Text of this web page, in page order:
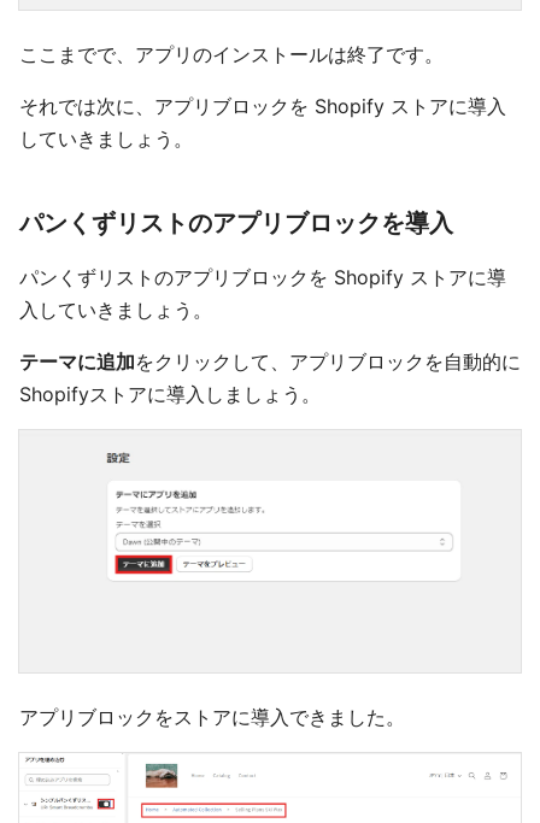
ここまでで、アプリのインストールは終了です。
それでは次に、アプリブロックを Shopify ストアに導入
していきましょう。
パンくずリストのアプリブロックを導入
パンくずリストのアプリブロックを Shopify ストアに導
入していきましょう。
テーマに追加をクリックして、アプリブロックを自動的に
Shopifyストアに導入しましょう。
アプリブロックをストアに導入できました。